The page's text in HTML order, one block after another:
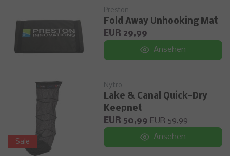
Preston
Fold Away Unhooking Mat
EUR 29,99
Ansehen
Sale
Nytro
Lake & Canal Quick-Dry
Keepnet
EUR 50,99 EUR 59,99
Ansehen